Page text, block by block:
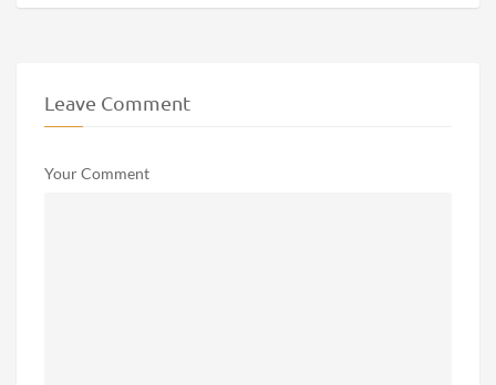
Leave Comment
Your Comment